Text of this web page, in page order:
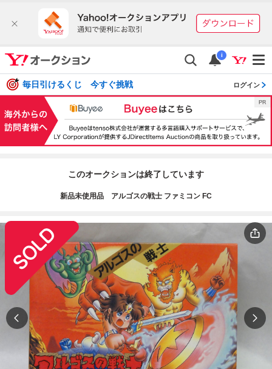
i
毎日引けるくじ 今すぐ挑戦 ログイン
このオークションは終了しています
新品未使用品 アルゴスの戦士 ファミコン FC